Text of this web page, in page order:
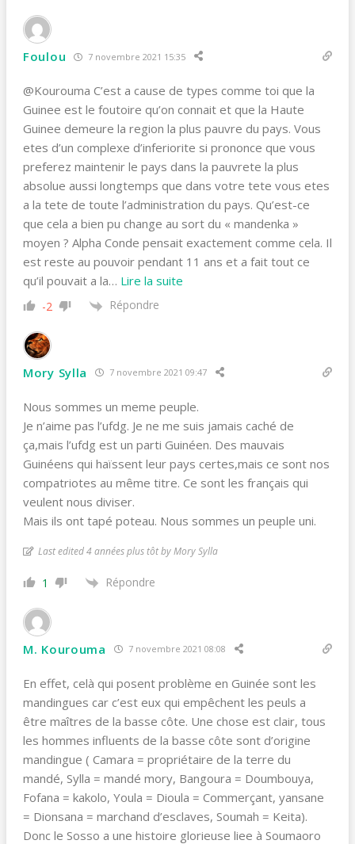
Foulou 7 novembre 2021 15:35
@Kourouma C’est a cause de types comme toi que la
Guinee est le foutoire qu’on connait et que la Haute
Guinee demeure la region la plus pauvre du pays. Vous
etes d’un complexe d’inferiorite si prononce que vous
preferez maintenir le pays dans la pauvrete la plus
absolue aussi longtemps que dans votre tete vous etes
a la tete de toute l’administration du pays. Qu’est-ce
que cela a bien pu change au sort du « mandenka »
moyen ? Alpha Conde pensait exactement comme cela. Il
est reste au pouvoir pendant 11 ans et a fait tout ce
qu’il pouvait a la… Lire la suite
-2 Répondre
Mory Sylla 7 novembre 2021 09:47
Nous sommes un meme peuple.
Je n’aime pas l’ufdg. Je ne me suis jamais caché de
ça,mais l’ufdg est un parti Guinéen. Des mauvais
Guinéens qui haïssent leur pays certes,mais ce sont nos
compatriotes au même titre. Ce sont les français qui
veulent nous diviser.
Mais ils ont tapé poteau. Nous sommes un peuple uni.
Last edited 4 années plus tôt by Mory Sylla
1 Répondre
M. Kourouma 7 novembre 2021 08:08
En effet, celà qui posent problème en Guinée sont les
mandingues car c’est eux qui empêchent les peuls a
être maîtres de la basse côte. Une chose est clair, tous
les hommes influents de la basse côte sont d’origine
mandingue ( Camara = propriétaire de la terre du
mandé, Sylla = mandé mory, Bangoura = Doumbouya,
Fofana = kakolo, Youla = Dioula = Commerçant, yansane
= Dionsana = marchand d’esclaves, Soumah = Keita).
Donc le Sosso a une histoire glorieuse liee à Soumaoro